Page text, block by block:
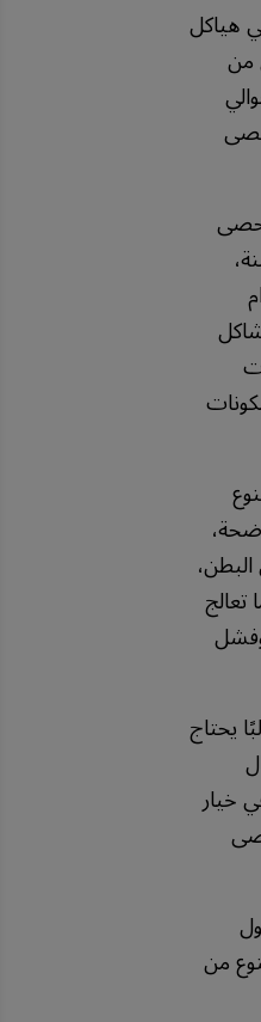
هياكل
من
حصى
يحتاج
خيار
من